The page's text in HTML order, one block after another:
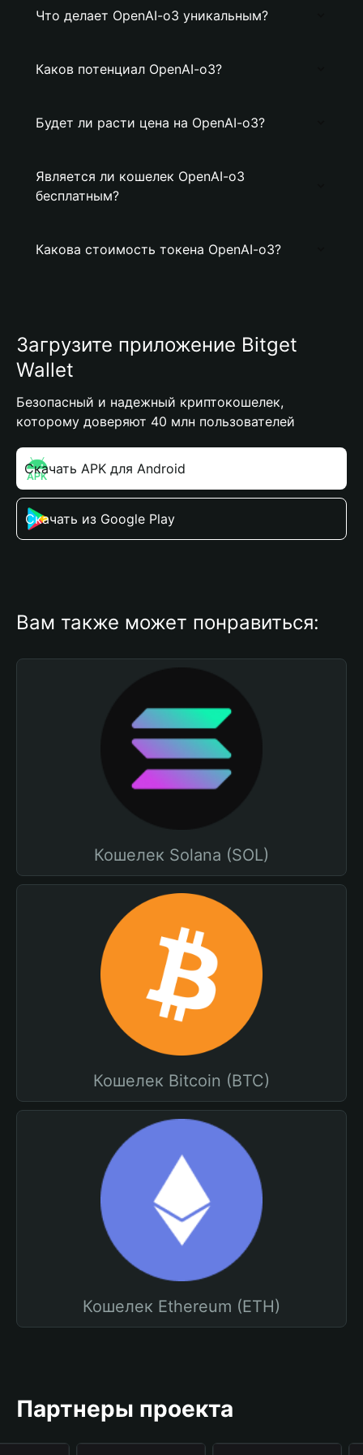
Что делает OpenAI-o3 уникальным?
Каков потенциал OpenAI-o3?
Будет ли расти цена на OpenAI-o3?
Является ли кошелек OpenAI-o3
бесплатным?
Какова стоимость токена OpenAI-o3?
Загрузите приложение Bitget
Wallet
Безопасный и надежный криптокошелек,
которому доверяют 40 млн пользователей
Скачать APK для Android
Скачать из Google Play
Вам также может понравиться:
Кошелек Solana (SOL)
Кошелек Bitcoin (BTC)
Кошелек Ethereum (ETH)
Партнеры проекта